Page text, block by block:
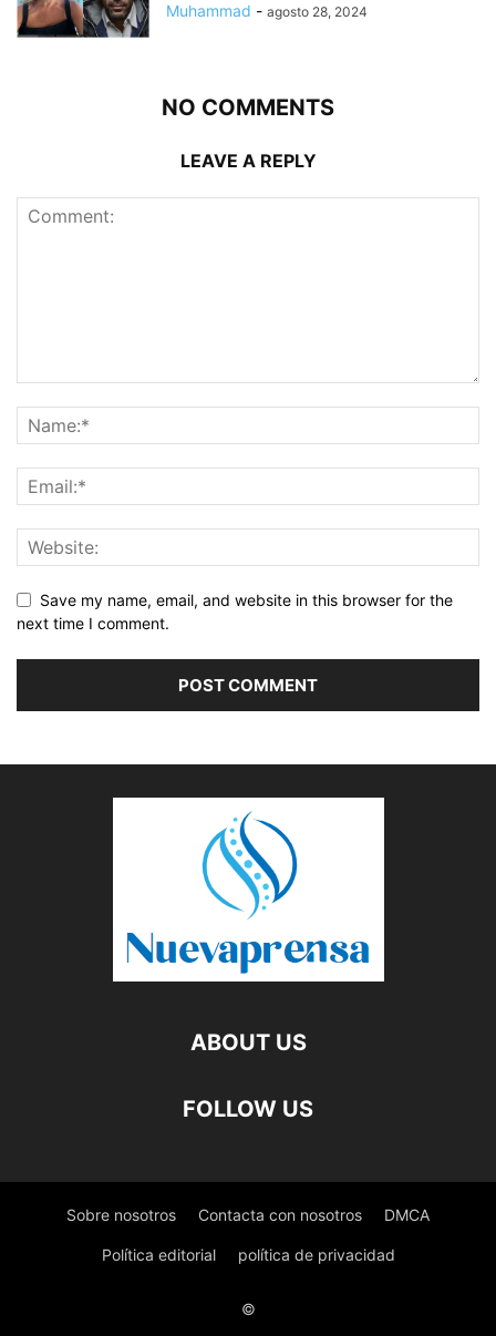
Muhammad - agosto 28, 2024
NO COMMENTS
LEAVE A REPLY
Save my name, email, and website in this browser for the
next time I comment.
ABOUT US
FOLLOW US
Sobre nosotros Contacta con nosotros DMCA
Política editorial política de privacidad
©